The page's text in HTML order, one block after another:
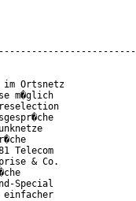
im Ortsnetz
m�glich
Telecom
& Co.
Special
einfacher